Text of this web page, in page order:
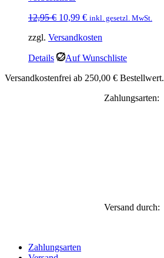
12,95€ Ursprünglicher
war:
10,99 €Aktueller
ist:
inkl. gesetzl. MwSt.
zzgl. Versandkosten
Details
Auf Wunschliste
Versandkostenfrei ab 250,00 € Bestellwert.
Zahlungsarten:
Versand durch:
Zahlungsarten